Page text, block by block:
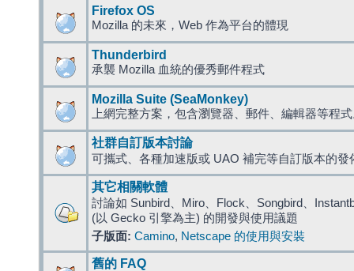
Firefox OS
Mozilla 的未來，Web 作為平台的體現
Thunderbird
承襲 Mozilla 血統的優秀郵件程式
Mozilla Suite (SeaMonkey)
上網完整方案，包含瀏覽器、郵件、編輯器等程
社群自訂版本討論
可攜式、各種加速版或 UAO 補完等自訂版本的發
其它相關軟體
討論如 Sunbird、Miro、Flock、Songbird、
(以 Gecko 引擎為主) 的開發與使用議題
子版面: Camino, Netscape 的使用與安裝
舊的 FAQ